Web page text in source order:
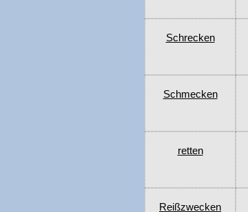
Schrecken
Schmecken
retten
Reißzwecken